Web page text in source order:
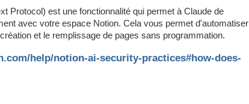
Protocol) est une fonctionnalité qui permet à Claude de
avec votre espace Notion. Cela vous permet d'automatiser
et le remplissage de pages sans programmation.
help/notion-ai-security-practices#how-does-